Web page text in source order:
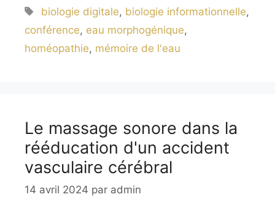
Étiquettes
biologie digitale, biologie informationnelle,
conférence, eau morphogénique,
homéopathie, mémoire de l'eau
Le massage sonore dans la
rééducation d'un accident
vasculaire cérébral
14 avril 2024 par admin